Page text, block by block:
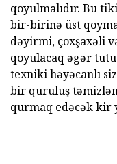
qoyulmalıdır. Bu
bir-birinə üst
dəyirmi, çoxşaxəli
qoyulacaq əgər
texniki həyəcanlı
bir quruluş
qurmaq edəcək kir